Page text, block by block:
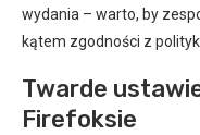
wydania – warto, by
kątem zgodności z
Twarde
Firefoksie